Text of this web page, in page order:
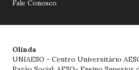
Fale Conosco
Olinda
UNIAESO - Centro Universitário